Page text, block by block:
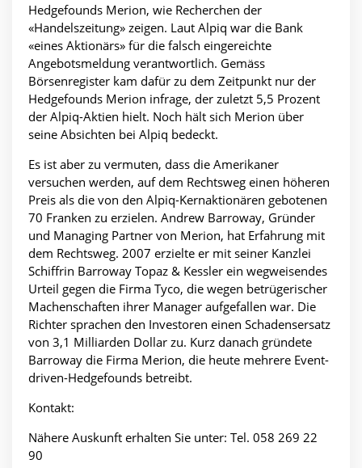
Hedgefounds Merion, wie Recherchen der
«Handelszeitung» zeigen. Laut Alpiq war die Bank
«eines Aktionärs» für die falsch eingereichte
Angebotsmeldung verantwortlich. Gemäss
Börsenregister kam dafür zu dem Zeitpunkt nur der
Hedgefounds Merion infrage, der zuletzt 5,5 Prozent
der Alpiq-Aktien hielt. Noch hält sich Merion über
seine Absichten bei Alpiq bedeckt.
Es ist aber zu vermuten, dass die Amerikaner
versuchen werden, auf dem Rechtsweg einen höheren
Preis als die von den Alpiq-Kernaktionären gebotenen
70 Franken zu erzielen. Andrew Barroway, Gründer
und Managing Partner von Merion, hat Erfahrung mit
dem Rechtsweg. 2007 erzielte er mit seiner Kanzlei
Schiffrin Barroway Topaz & Kessler ein wegweisendes
Urteil gegen die Firma Tyco, die wegen betrügerischer
Machenschaften ihrer Manager aufgefallen war. Die
Richter sprachen den Investoren einen Schadensersatz
von 3,1 Milliarden Dollar zu. Kurz danach gründete
Barroway die Firma Merion, die heute mehrere Event-
driven-Hedgefounds betreibt.
Kontakt:
Nähere Auskunft erhalten Sie unter: Tel. 058 269 22
90